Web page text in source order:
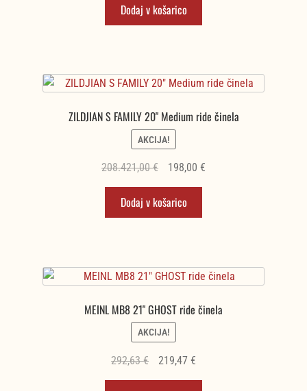
je
bila:
Dodaj v košarico
ZILDJIAN S FAMILY 20" Medium ride činela
AKCIJA!
208.421,00€
Izvirna
cena
je
bila:
198,00 €Trenutna
Dodaj v košarico
MEINL MB8 21" GHOST ride činela
AKCIJA!
292,63€
Izvirna
cena
219,47 €Trenutna
cena